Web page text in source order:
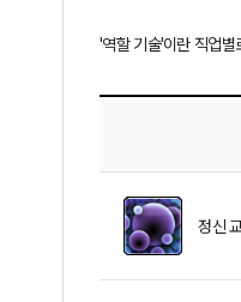
'역할 기술'이란 직업별
정신